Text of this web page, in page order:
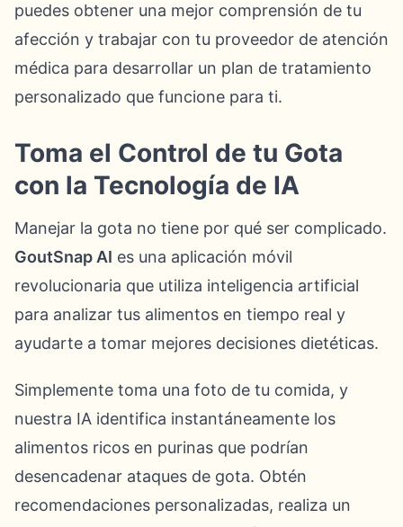
puedes obtener una mejor comprensión de tu
afección y trabajar con tu proveedor de atención
médica para desarrollar un plan de tratamiento
personalizado que funcione para ti.
Toma el Control de tu Gota
con la Tecnología de IA
Manejar la gota no tiene por qué ser complicado.
GoutSnap AI es una aplicación móvil
revolucionaria que utiliza inteligencia artificial
para analizar tus alimentos en tiempo real y
ayudarte a tomar mejores decisiones dietéticas.
Simplemente toma una foto de tu comida, y
nuestra IA identifica instantáneamente los
alimentos ricos en purinas que podrían
desencadenar ataques de gota. Obtén
recomendaciones personalizadas, realiza un